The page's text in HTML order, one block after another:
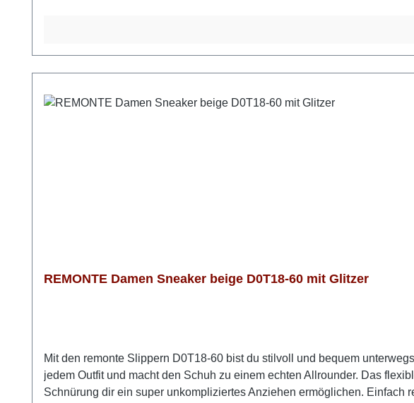
REMONTE Damen Sneaker beige D0T18-60 mit Glitzer
Mit den remonte Slippern D0T18-60 bist du stilvoll und bequem
jedem Outfit und macht den Schuh zu einem echten Allrounder. Das
Schnürung dir ein super unkompliziertes Anziehen ermöglichen. Einfach